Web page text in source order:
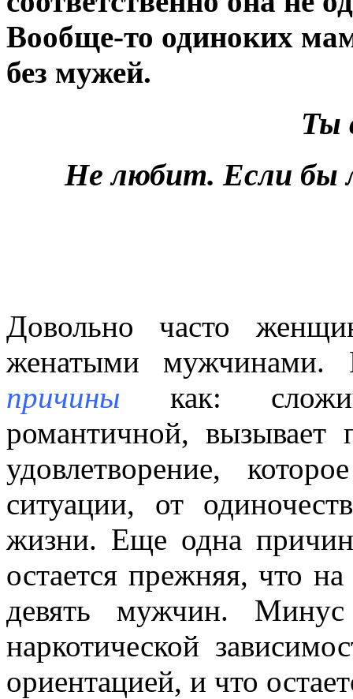
Вообще-то одиноких
без мужей.
Ты
Не любит. Если бы
Довольно часто
женатыми мужчинами.
причины как:
романтичной, вызывает
удовлетворение,
ситуации, от
жизни. Еще одна
остается прежняя, что
девять мужчин.
наркотической
ориентацией, и что